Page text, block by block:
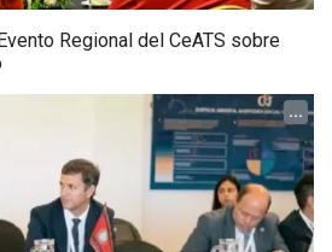
Regional del CeATS sobre
...